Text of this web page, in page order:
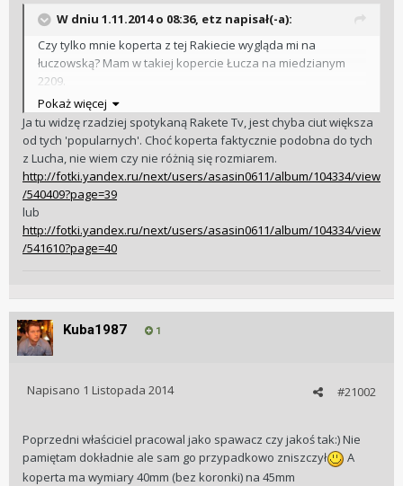
W dniu 1.11.2014 o 08:36, etz napisał(-a):
Czy tylko mnie koperta z tej Rakiecie wygląda mi na
łuczowską? Mam w takiej kopercie Łucza na miedzianym
2209.
Szkiełko poddawana chyba jakiejś obróbce termicznej tak
się powyginało.
Ale tarcza raczej mało widywana, przynjmniej ja takiej nigdy
nie uświadczyłem.
Pokaż więcej
Ja tu widzę rzadziej spotykaną Rakete Tv, jest chyba ciut większa
od tych 'popularnych'. Choć koperta faktycznie podobna do tych
z Lucha, nie wiem czy nie różnią się rozmiarem.
http://fotki.yandex.ru/next/users/asasin0611/album/104334/view
/540409?page=39
lub
http://fotki.yandex.ru/next/users/asasin0611/album/104334/view
/541610?page=40
Kuba1987 1
#21002
Napisano 1 Listopada 2014
Poprzedni właściciel pracowal jako spawacz czy jakoś tak:) Nie
pamiętam dokładnie ale sam go przypadkowo zniszczył
A
koperta ma wymiary 40mm (bez koronki) na 45mm